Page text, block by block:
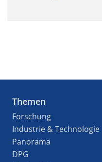
Themen
Forschung
Industrie & Technologie
Panorama
DPG